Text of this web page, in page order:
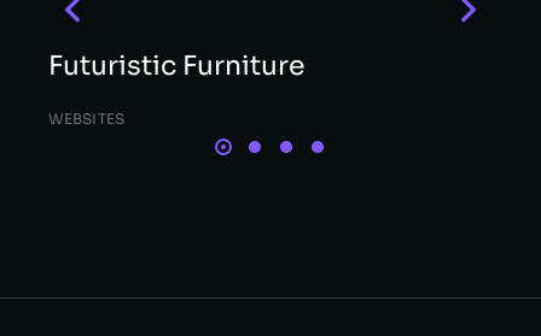
Futuristic Furniture
WEBSITES